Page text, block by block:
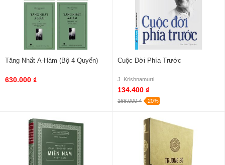
Tăng Nhất A-Hàm (Bộ 4 Quyển)
630.000 ₫
Cuộc Đời Phía Trước
J. Krishnamurti
134.400 ₫
168.000 ₫ -20%